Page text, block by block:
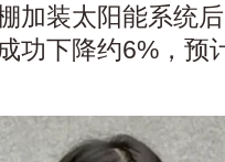
加装太阳能系统
功下降约6%，预